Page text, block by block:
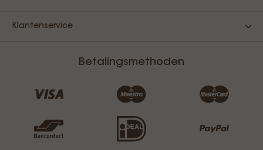
Klantenservice
Betalingsmethoden